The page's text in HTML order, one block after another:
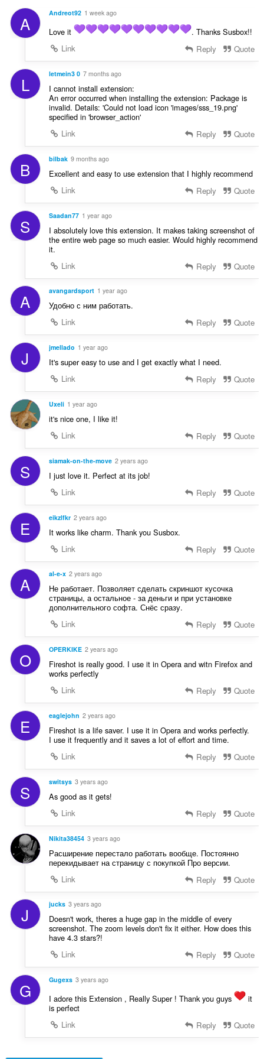
s
ä
:
A Andreot92 1 week ago
Love it
. Thanks Susbox!!
Link
Reply Quote
L letmein3 0 7 months ago
I cannot install extension:
An error occurred when installing the extension: Package is
invalid. Details: 'Could not load icon 'images/sss_19.png'
specified in 'browser_action'
Link
Reply Quote
B bilbak 9 months ago
Excellent and easy to use extension that I highly recommend
Link
Reply Quote
S Saadan77 1 year ago
I absolutely love this extension. It makes taking screenshot of
the entire web page so much easier. Would highly recommend
it.
Link
Reply Quote
A avangardsport 1 year ago
Удобно с ним работать.
Link
Reply Quote
J jmellado 1 year ago
It's super easy to use and I get exactly what I need.
Link
Reply Quote
Uxeli 1 year ago
it's nice one, I like it!
Link
Reply Quote
S siamak-on-the-move 2 years ago
I just love it. Perfect at its job!
Link
Reply Quote
E eikzlfkr 2 years ago
It works like charm. Thank you Susbox.
Link
Reply Quote
A al-e-x 2 years ago
Не работает. Позволяет сделать скриншот кусочка
страницы, а остальное - за деньги и при установке
дополнительного софта. Снёс сразу.
Link
Reply Quote
O OPERKIKE 2 years ago
Fireshot is really good. I use it in Opera and witn Firefox and
works perfectly
Link
Reply Quote
E eaglejohn 2 years ago
Fireshot is a life saver. I use it in Opera and works perfectly.
I use it frequently and it saves a lot of effort and time.
Link
Reply Quote
S switsys 3 years ago
As good as it gets!
Link
Reply Quote
Nikita38454 3 years ago
Расширение перестало работать вообще. Постоянно
перекидывает на страницу с покупкой Про версии.
Link
Reply Quote
J jucks 3 years ago
Doesn't work, theres a huge gap in the middle of every
screenshot. The zoom levels don't fix it either. How does this
have 4.3 stars?!
Link
Reply Quote
G Gugexs 3 years ago
I adore this Extension , Really Super ! Thank you guys
it
is perfect
Link
Reply Quote